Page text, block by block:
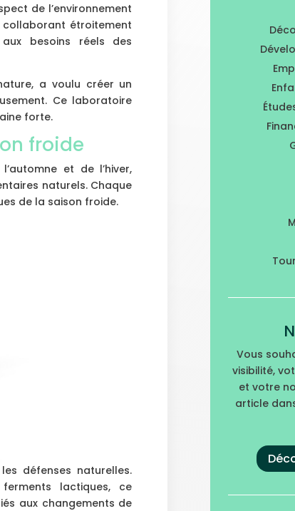
de l’environnement
collaborant étroitement
besoins réels des
a voulu créer un
Ce laboratoire
forte.
froide
et de l’hiver,
naturels. Chaque
de la saison froide.
les défenses naturelles.
lactiques, ce
aux changements de
Vous
visibilité,
et votre
article